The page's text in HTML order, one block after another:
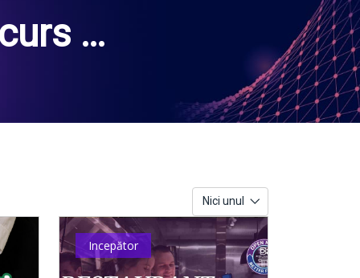
si
Nici unul
Incepător